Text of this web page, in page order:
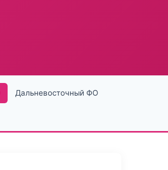
Дальневосточный ФО